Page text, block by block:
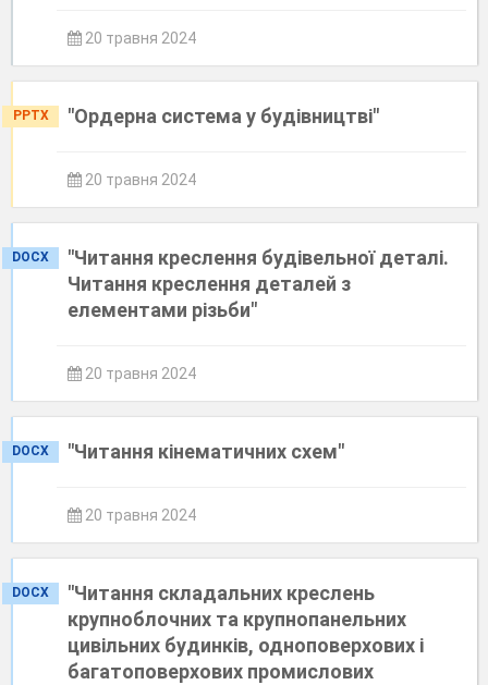
20 травня 2024
PPTX "Ордерна система у будівництві"
20 травня 2024
DOCX
"Читання креслення будівельної деталі.
Читання креслення деталей з
елементами різьби"
20 травня 2024
DOCX "Читання кінематичних схем"
20 травня 2024
DOCX
"Читання складальних креслень
крупноблочних та крупнопанельних
цивільних будинків, одноповерхових і
багатоповерхових промислових